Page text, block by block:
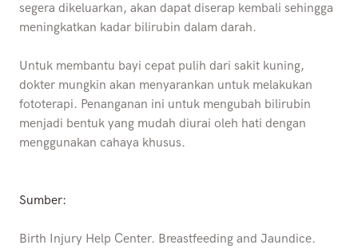
segera dikeluarkan, akan dapat diserap kembali sehingga
meningkatkan kadar bilirubin dalam darah.
Untuk membantu bayi cepat pulih dari sakit kuning,
dokter mungkin akan menyarankan untuk melakukan
fototerapi. Penanganan ini untuk mengubah bilirubin
menjadi bentuk yang mudah diurai oleh hati dengan
menggunakan cahaya khusus.
Sumber:
Birth Injury Help Center. Breastfeeding and Jaundice.